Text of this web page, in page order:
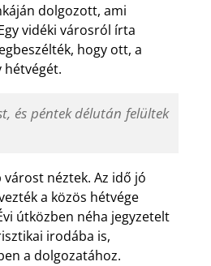
dolgozott, ami
vidéki városról írta
hogy ott, a
hétvégét.
és péntek délután felültek
néztek. Az idő jó
a közös hétvége
útközben néha jegyzetelt
irodába is,
a dolgozatához.